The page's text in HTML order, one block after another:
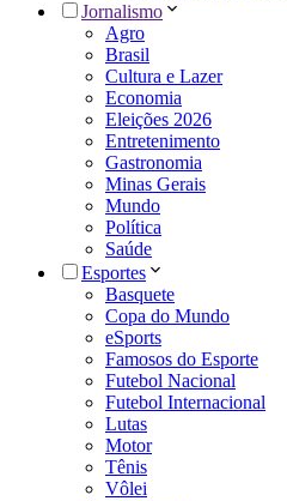
Jornalismo
Agro
Brasil
Cultura e Lazer
Economia
Eleições 2026
Entretenimento
Gastronomia
Minas Gerais
Mundo
Política
Saúde
Esportes
Basquete
Copa do Mundo
eSports
Famosos do Esporte
Futebol Nacional
Futebol Internacional
Lutas
Motor
Tênis
Vôlei